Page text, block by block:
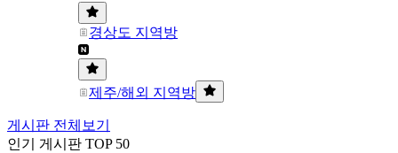
경상도 지역방
제주/해외 지역방
게시판 전체보기
인기 게시판 TOP 50